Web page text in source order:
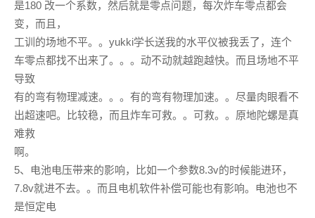
是180 改一个系数，然后就是零点问题，每次炸车零点都会
变，而且，
工训的场地不平。。yukki学长送我的水平仪被我丢了，连个
车零点都找不出来了。。。动不动就越跑越快。而且场地不平
导致
有的弯有物理减速。。。有的弯有物理加速。。尽量肉眼看不
出超速吧。比较稳，而且炸车可救。。可救。。原地陀螺是真
难救
啊。
5、电池电压带来的影响，比如一个参数8.3v的时候能进环，
7.8v就进不去。。而且电机软件补偿可能也有影响。电池也不
是恒定电